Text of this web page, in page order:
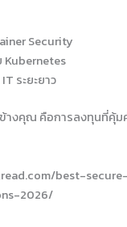
Security
Kubernetes
ระยะยาว
างคุณ คือการลงทุนที่คุ้ม
best-
2026/